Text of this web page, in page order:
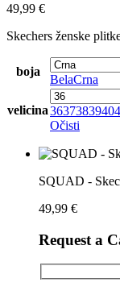
49,99 €
Skechers ženske
boja
BelaCrna
velicina3637383940
Očisti
SQUAD -
49,99 €
Request a